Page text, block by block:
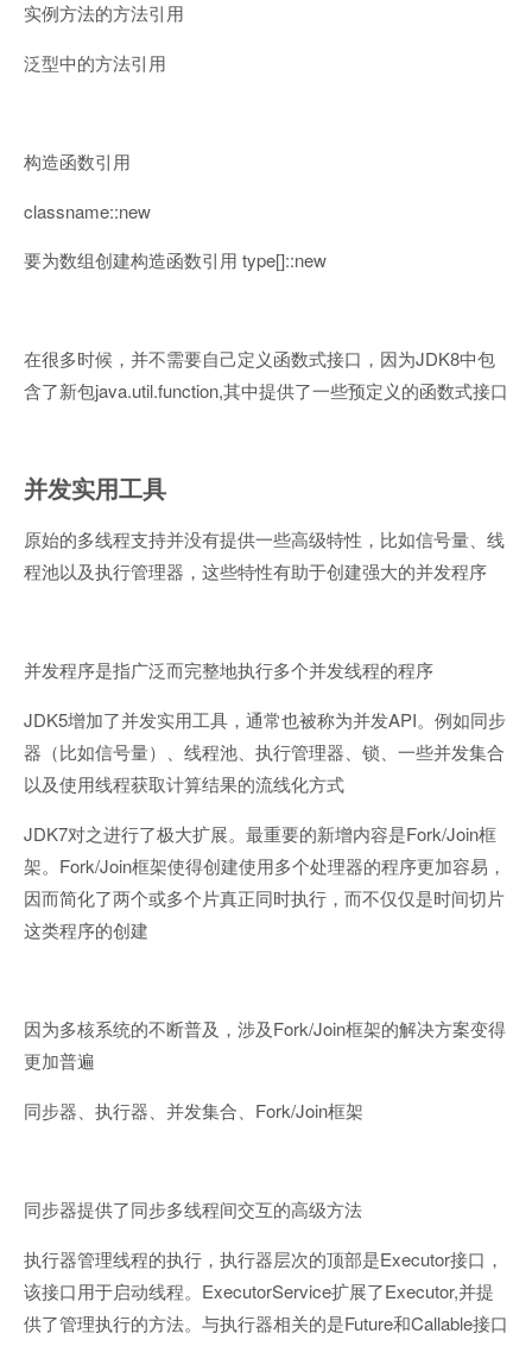
实例方法的方法引用
泛型中的方法引用
构造函数引用
classname::new
要为数组创建构造函数引用 type[]::new
在很多时候，并不需要自己定义函数式接口，因为JDK8中包
含了新包java.util.function,其中提供了一些预定义的函数式接口
并发实用工具
原始的多线程支持并没有提供一些高级特性，比如信号量、线
程池以及执行管理器，这些特性有助于创建强大的并发程序
并发程序是指广泛而完整地执行多个并发线程的程序
JDK5增加了并发实用工具，通常也被称为并发API。例如同步
器（比如信号量）、线程池、执行管理器、锁、一些并发集合
以及使用线程获取计算结果的流线化方式
JDK7对之进行了极大扩展。最重要的新增内容是Fork/Join框
架。 Fork/Join框架使得创建使用多个处理器的程序更加容易，
因而简化了两个或多个片真正同时执行，而不仅仅是时间切片
这类程序的创建
因为多核系统的不断普及，涉及 Fork/Join框架的解决方案变得
更加普遍
同步器、执行器、并发集合、 Fork/Join框架
同步器提供了同步多线程间交互的高级方法
执行器管理线程的执行，执行器层次的顶部是Executor接口，
该接口用于启动线程。 ExecutorService扩展了Executor,并提
供了管理执行的方法。与执行器相关的是Future和Callable接口